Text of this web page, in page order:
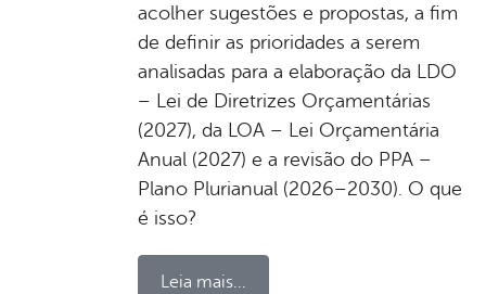
acolher sugestões e propostas, a fim
de definir as prioridades a serem
analisadas para a elaboração da LDO
– Lei de Diretrizes Orçamentárias
(2027), da LOA – Lei Orçamentária
Anual (2027) e a revisão do PPA –
Plano Plurianual (2026–2030). O que
é isso?
Leia mais...